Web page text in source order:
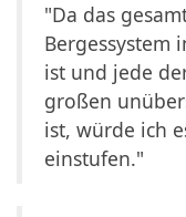
"Da das
Bergessystem
ist und jede
großen
ist, würde ich
einstufen."